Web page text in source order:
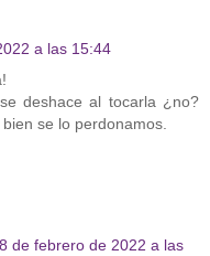
a las 15:44
deshace al tocarla ¿no?
se lo perdonamos.
8 de febrero de 2022 a las